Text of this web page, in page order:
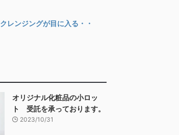
クレンジングが目に入る・・
オリジナル化粧品の小ロッ
ト 受託を承っております。
2023/10/31